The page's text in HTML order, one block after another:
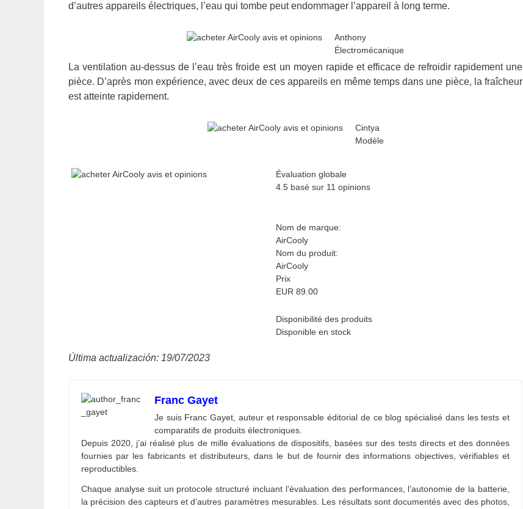
d’autres appareils électriques, l’eau qui tombe peut endommager l’appareil à long terme.
Anthony
Électromécanique
La ventilation au-dessus de l’eau très froide est un moyen rapide et efficace de refroidir rapidement une
pièce. D’après mon expérience, avec deux de ces appareils en même temps dans une pièce, la fraîcheur
est atteinte rapidement.
Cintya
Modèle
Évaluation globale
4.5basé sur 11 opinions
Nom de marque:
AirCooly
Nom du produit:
AirCooly
Prix
EUR 89.00
Disponibilité des produits
Disponible en stock
Última actualización: 19/07/2023
Franc Gayet
Je suis Franc Gayet, auteur et responsable éditorial de ce blog spécialisé dans les tests et
comparatifs de produits électroniques.
Depuis 2020, j’ai réalisé plus de mille évaluations de dispositifs, basées sur des tests directs et des données
fournies par les fabricants et distributeurs, dans le but de fournir des informations objectives, vérifiables et
reproductibles.
Chaque analyse suit un protocole structuré incluant l’évaluation des performances, l’autonomie de la batterie,
la précision des capteurs et d’autres paramètres mesurables. Les résultats sont documentés avec des photos,